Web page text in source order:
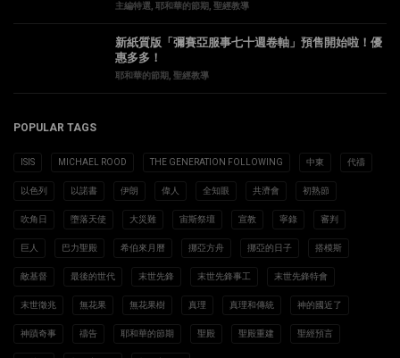
主編特選 耶和華的節期 聖經教導
新紙質版「彌賽亞服事七十週卷軸」預售開始啦！優
惠多多！
耶和華的節期 聖經教導
POPULAR TAGS
ISIS MICHAEL ROOD THE GENERATION FOLLOWING 中東 代禱
以色列 以諾書 伊朗 偉人 全知眼 共濟會 初熟節
吹角日 墮落天使 大災難 宙斯祭壇 宣教 寧錄 審判
巨人 巴力聖殿 希伯來月曆 挪亞方舟 挪亞的日子 搭模斯
敵基督 最後的世代 末世先鋒 末世先鋒事工 末世先鋒特會
末世徵兆 無花果 無花果樹 真理 真理和傳統 神的國近了
神蹟奇事 禱告 耶和華的節期 聖殿 聖殿重建 聖經預言